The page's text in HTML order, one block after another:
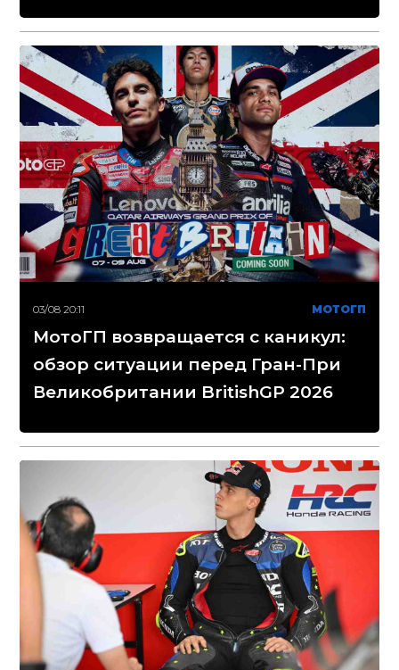
03/08 20:11 МОТОГП
МотоГП возвращается с каникул:
обзор ситуации перед Гран-При
Великобритании BritishGP 2026